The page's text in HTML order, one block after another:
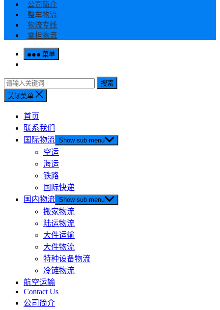
公司简介
整车物流
物流专线
零担物流
菜单
搜索
关闭菜单
首页
联系我们
国际物流 Show sub menu
空运
海运
铁路
国际快递
国内物流 Show sub menu
搬家物流
陆运物流
大件运输
大件物流
特种设备物流
冷链物流
航空运输
Contact Us
公司简介